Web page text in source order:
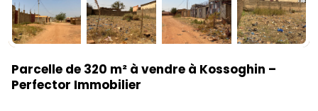
Parcelle de 320 m² à vendre à Kossoghin –
Perfector Immobilier